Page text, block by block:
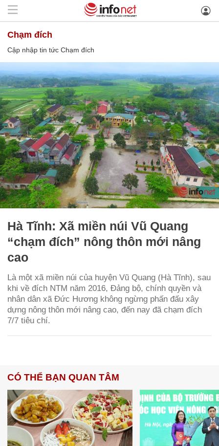
Chạm đích
Cập nhập tin tức Chạm đích
Hà Tĩnh: Xã miền núi Vũ Quang
“chạm đích” nông thôn mới nâng
cao
Là một xã miền núi của huyện Vũ Quang (Hà Tĩnh), sau
khi về đích NTM năm 2016, Đảng bộ, chính quyền và
nhân dân xã Đức Hương không ngừng phấn đấu xây
dựng nông thôn mới nâng cao, đến nay đã chạm đích
7/7 tiêu chí.
CÓ THỂ BẠN QUAN TÂM